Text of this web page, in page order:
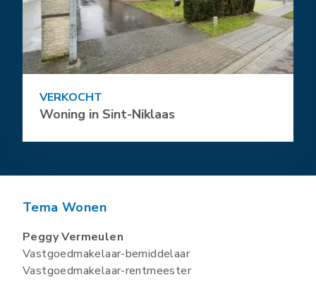
VERKOCHT
Woning in Sint-Niklaas
Tema Wonen
Peggy Vermeulen
Vastgoedmakelaar-bemiddelaar
Vastgoedmakelaar-rentmeester